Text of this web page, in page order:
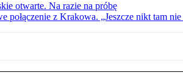
otwarte. Na razie na próbę
połączenie z Krakowa. „Jeszcze nikt tam nie